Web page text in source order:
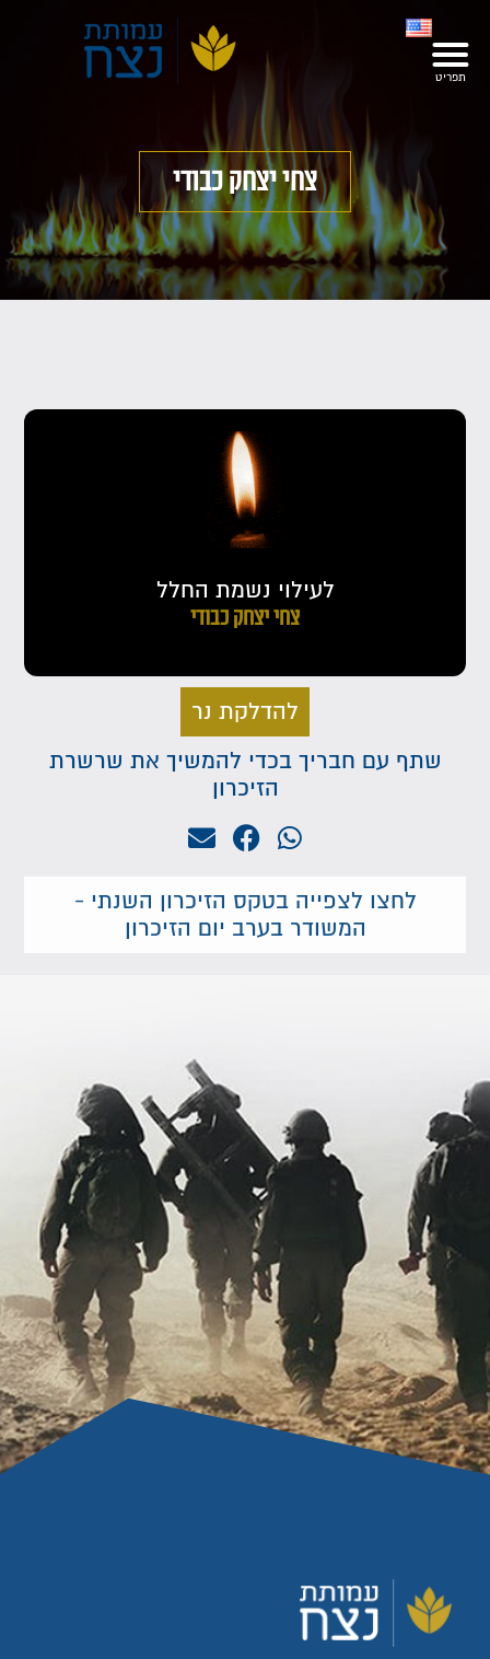
צחי יצחק כבודי
לעילוי נשמת החלל
צחי יצחק כבודי
להדלקת נר
שתף עם חבריך בכדי להמשיך את שרשרת
הזיכרון
לחצו לצפייה בטקס הזיכרון השנתי -
המשודר בערב יום הזיכרון